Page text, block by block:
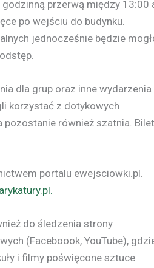
przerwą między 13:00
po wejściu do budynku.
jednocześnie będzie
dla grup oraz inne wydarzenia
korzystać z dotykowych
również szatnia.
portalu ewejsciowki.pl.
do śledzenia strony
(Faceboook, YouTube),
i filmy poświęcone sztuce